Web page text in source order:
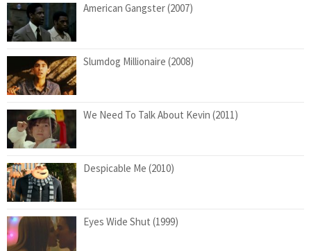
American Gangster (2007)
Slumdog Millionaire (2008)
We Need To Talk About Kevin (2011)
Despicable Me (2010)
Eyes Wide Shut (1999)